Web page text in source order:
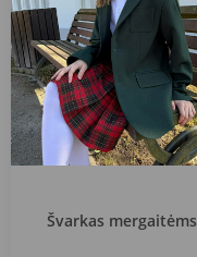
Švarkas mergaitėms